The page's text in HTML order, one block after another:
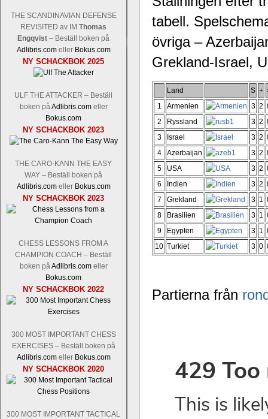
THE SCANDINAVIAN DEFENSE
REVISITED av IM Thomas
Engqvist – Beställ boken på
Adlibris.comeller Bokus.com
NY SCHACKBOK 2025
ULF THE ATTACKER – Beställ
boken påAdlibris.comeller
Bokus.com
NY SCHACKBOK 2023
THE CARO-KANN THE EASY
WAY – Beställ boken på
Adlibris.comeller Bokus.com
NY SCHACKBOK 2023
CHESS LESSONS FROM A
CHAMPION COACH – Beställ
boken påAdlibris.comeller
Bokus.com
NY SCHACKBOK 2022
300 MOST IMPORTANT CHESS
EXERCISES – Beställ boken på
Adlibris.comeller Bokus.com
NY SCHACKBOK 2020
300 MOST IMPORTANT TACTICAL
tabell.
övriga –
Grekland-Israel,
Land S +
1
Armenien 3 2
2
Ryssland 3 2
3
Israel 3 2
4
Azerbaijan 3 2
5
USA 3 2
6
Indien 3 2
7
Grekland 3 1
8
Brasilien 3 1
9
Egypten 3 1
10 Turkiet 3 0
Partierna från